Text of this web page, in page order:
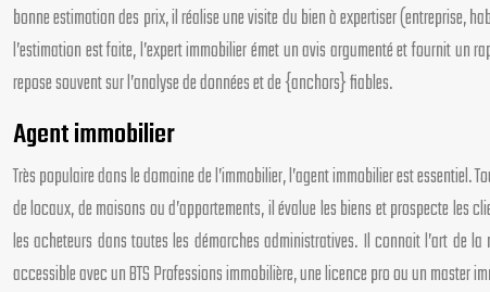
bonne estimation des prix, il réalise une visite du bien à expertiser (entreprise,
l’estimation est faite, l’expert immobilier émet un avis argumenté et fournit un
repose souvent sur l’analyse de données et de {anchors} fiables.
Agent immobilier
Très populaire dans le domaine de l’immobilier, l’agent immobilier est
de locaux, de maisons ou d’appartements, il évalue les biens et prospecte les
les acheteurs dans toutes les démarches administratives. Il connait l’art de
accessible avec un BTS Professions immobilière, une licence pro ou un